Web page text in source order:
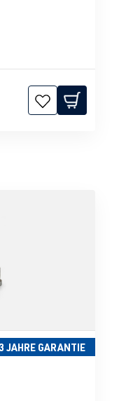
JAHRE GARANTIE
von 5 Sternen